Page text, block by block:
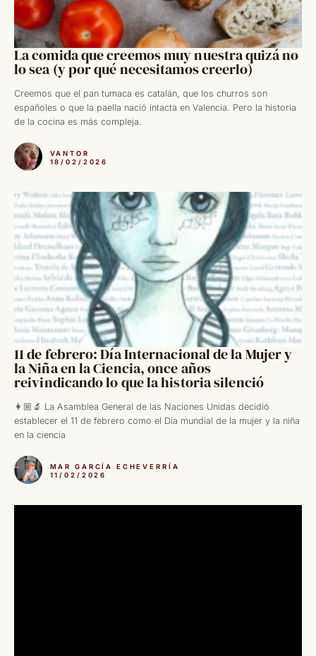
La comida que creemos muy nuestra quizá no
lo sea (y por qué necesitamos creerlo)
Creemos que el pan tumaca es catalán, que los churros son
españoles o que la paella nació intacta en Valencia. Pero la historia
de la cocina es más compleja.
VANTOR
18/02/2026
11 de febrero: Día Internacional de la Mujer y
la Niña en la Ciencia, once años
reivindicando lo que la historia silenció
👩🏼‍🔬 La Asamblea General de las Naciones Unidas decidió
establecer el 11 de febrero como el Día mundial de la mujer y la niña
en la ciencia
MAR GARCÍA ECHEVERRÍA
11/02/2026